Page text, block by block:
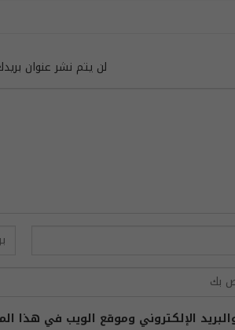
لن يتم نشر عنوان
الإلكتروني وموقع الويب في هذا